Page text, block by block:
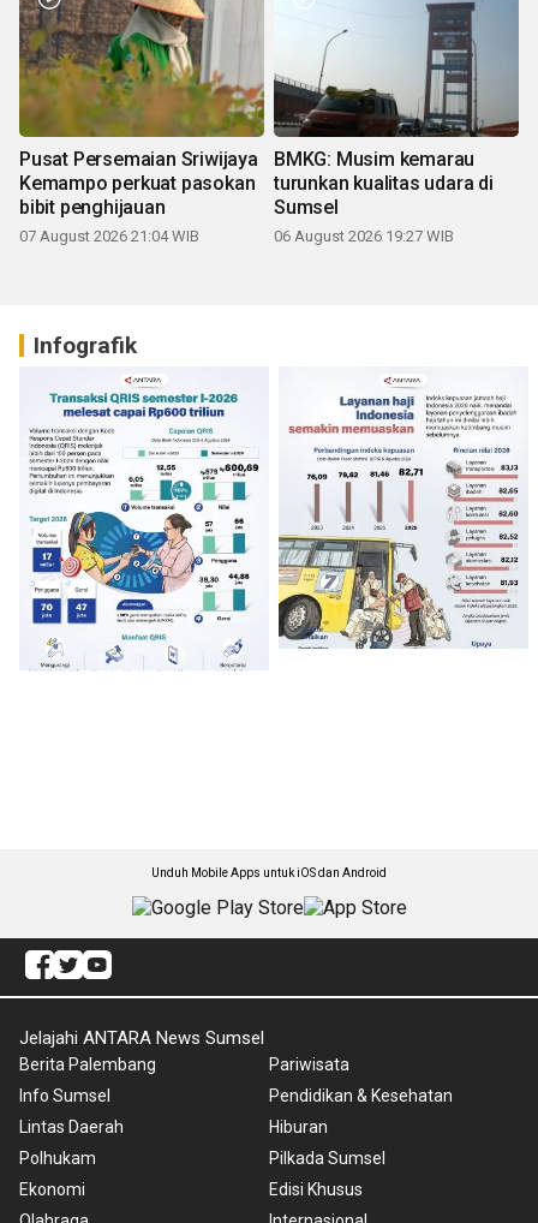
Pusat Persemaian Sriwijaya
Kemampo perkuat pasokan
bibit penghijauan
07 August 2026 21:04 WIB
BMKG: Musim kemarau
turunkan kualitas udara di
Sumsel
06 August 2026 19:27 WIB
Infografik
Unduh Mobile Apps untuk iOS dan Android
Jelajahi ANTARA News Sumsel
Berita Palembang
Info Sumsel
Lintas Daerah
Polhukam
Ekonomi
Pariwisata
Pendidikan & Kesehatan
Hiburan
Pilkada Sumsel
Edisi Khusus